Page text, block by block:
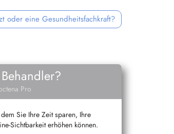
oder eine Gesundheitsfachkraft?
Pro
Sie Ihre Zeit sparen, Ihre
Sichtbarkeit erhöhen können.